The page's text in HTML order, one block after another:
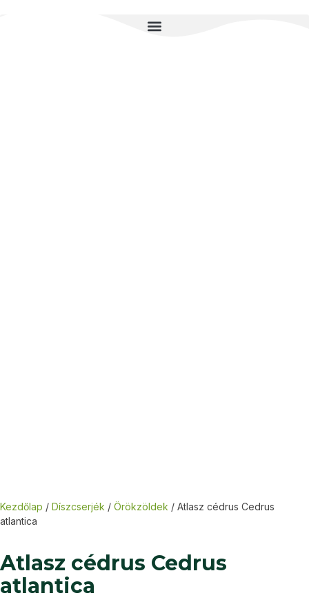
Kezdőlap / Díszcserjék / Örökzöldek / Atlasz cédrus Cedrus
atlantica
Atlasz cédrus Cedrus
atlantica